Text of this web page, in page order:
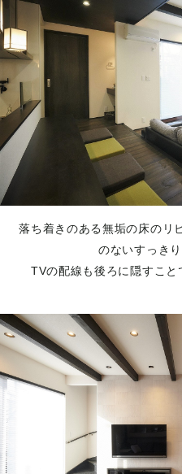
落ち着きのある無垢の床のリ
のないすっき
TVの配線も後ろに隠すこと